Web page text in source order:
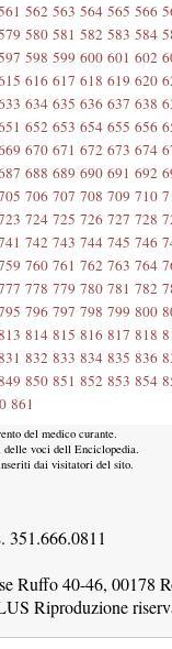
562 563 564 565 566
580 581 582 583 584
598 599 600 601 602
616 617 618 619 620
634 635 636 637 638
652 653 654 655 656
670 671 672 673 674
688 689 690 691 692
706 707 708 709 710
724 725 726 727 728
742 743 744 745 746
760 761 762 763 764
778 779 780 781 782
796 797 798 799 800
814 815 816 817 818
832 833 834 835 836
850 851 852 853 854
861
del medico curante.
delle voci dell Enciclopedia.
dai visitatori del sito.
351.666.0811
Ruffo 40-46, 00178
Riproduzione